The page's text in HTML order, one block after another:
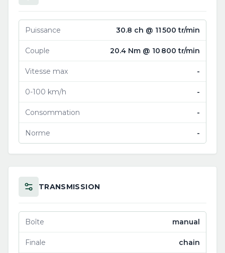
Puissance 30.8 ch @ 11 500 tr/min
Couple 20.4 Nm @ 10 800 tr/min
Vitesse max -
0-100 km/h -
Consommation -
Norme -
TRANSMISSION
Boîte manual
Finale chain